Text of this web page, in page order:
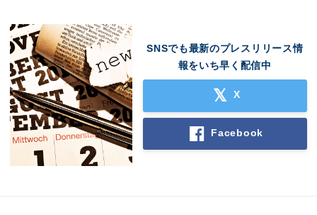
SNSでも最新のプレスリリース情
報をいち早く配信中
X
Facebook